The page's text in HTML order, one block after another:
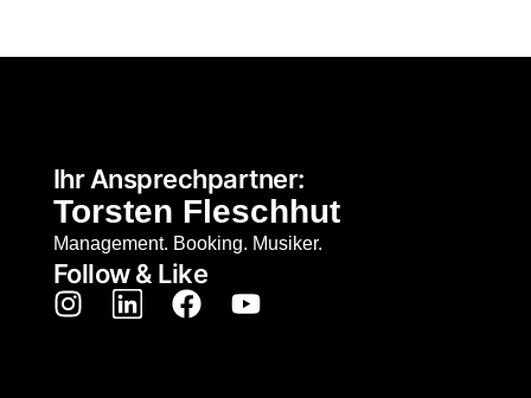
Ihr Ansprechpartner:
Torsten Fleschhut
Management. Booking. Musiker.
Follow & Like